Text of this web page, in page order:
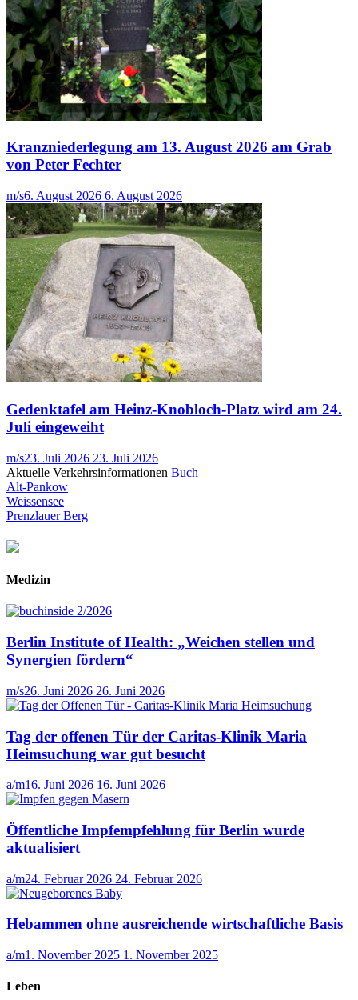
Kranzniederlegung am 13. August 2026 am Grab
von Peter Fechter
m/s6. August 2026 6. August 2026
Gedenktafel am Heinz-Knobloch-Platz wird am 24.
Juli eingeweiht
m/s23. Juli 2026 23. Juli 2026
Aktuelle Verkehrsinformationen Buch
Alt-Pankow
Weissensee
Prenzlauer Berg
Medizin
Berlin Institute of Health: „Weichen stellen und
Synergien fördern“
m/s26. Juni 2026 26. Juni 2026
Tag der offenen Tür der Caritas-Klinik Maria
Heimsuchung war gut besucht
a/m16. Juni 2026 16. Juni 2026
Öffentliche Impfempfehlung für Berlin wurde
aktualisiert
a/m24. Februar 2026 24. Februar 2026
Hebammen ohne ausreichende wirtschaftliche Basis
a/m1. November 2025 1. November 2025
Leben